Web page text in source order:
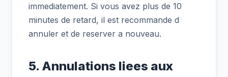
immediatement. Si vous avez plus de 10
minutes de retard, il est recommande d
annuler et de reserver a nouveau.
5. Annulations liees aux